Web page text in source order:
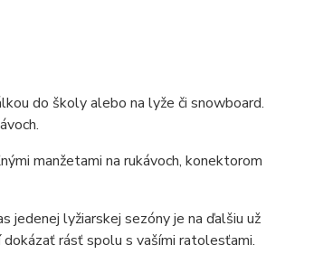
do školy alebo na lyže či snowboard.
manžetami na rukávoch, konektorom
jedenej lyžiarskej sezóny je na ďalšiu už
rásť spolu s vašími ratolesťami.